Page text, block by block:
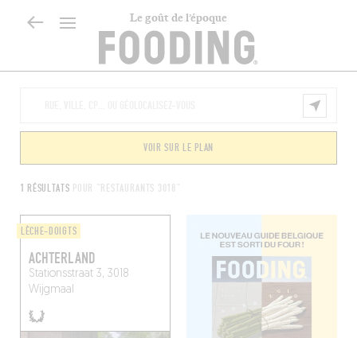
Le goût de l’époque
1 RÉSULTATS POUR "RESTAURANTS 3018"
VOIR SUR LE PLAN
LÈCHE-DOIGTS
ACHTERLAND
Stationsstraat 3, 3018
Wijgmaal